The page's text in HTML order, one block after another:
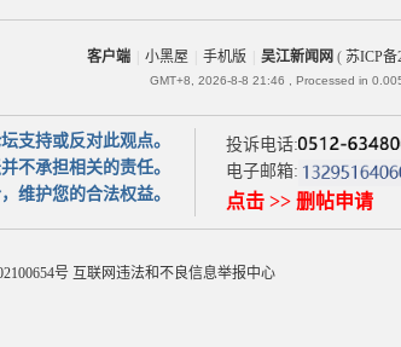
客户端 小黑屋 手机版 吴江新闻网 ( 苏ICP备
GMT+8, 2026-8-8 21:46 , Processed in
支持或反对此观点。
不承担相关的责任。
维护您的合法权益。
投诉电话:
电子邮箱:
点击 >> 删帖申请
号 互联网违法和不良信息举报中心